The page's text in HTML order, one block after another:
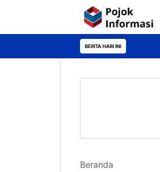
BERITA HARI INI
Beranda